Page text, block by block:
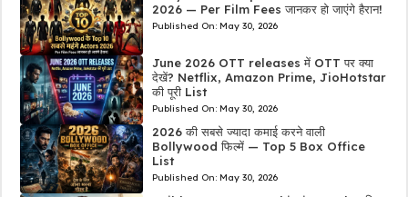
2026 — Per Film Fees जानकर हो जाएंगे हैरान!
Published On: May 30, 2026
June 2026 OTT releases में OTT पर क्या
देखें? Netflix, Amazon Prime, JioHotstar
की पूरी List
Published On: May 30, 2026
2026 की सबसे ज्यादा कमाई करने वाली
Bollywood फिल्में — Top 5 Box Office
List
Published On: May 30, 2026